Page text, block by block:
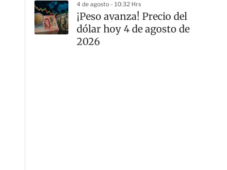
4 de agosto - 10:32 Hrs
¡Peso avanza! Precio del
dólar hoy 4 de agosto de
2026